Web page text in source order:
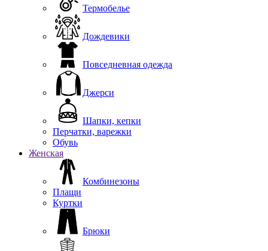
Термобелье
Дождевики
Повседневная одежда
Джерси
Шапки, кепки
Перчатки, варежки
Обувь
Женская
Комбинезоны
Плащи
Куртки
Брюки